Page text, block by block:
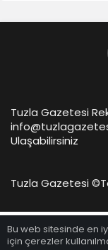
Bu web sitesinde en
için çerezler
Anasayfa
Tuzla Gazetesi
Ulaşabilirsiniz
Tuzla Gazetesi ©